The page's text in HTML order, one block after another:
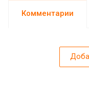
Комментарии